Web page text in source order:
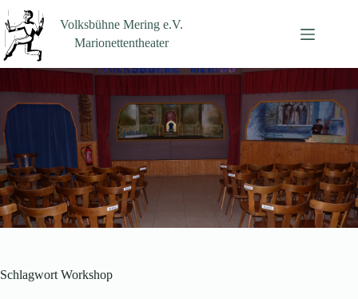
Inhalt
springen
Volksbühne Mering e.V.
Marionettentheater
Schlagwort Workshop